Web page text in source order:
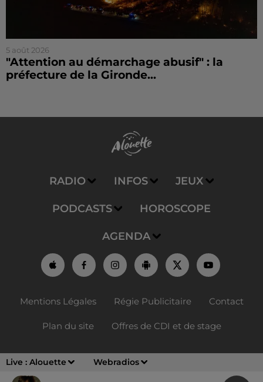
Live : Alouette Webradios
5 août 2026
"Attention au démarchage abusif" : la
préfecture de la Gironde...
RADIO INFOS JEUX
PODCASTS HOROSCOPE
AGENDA
Mentions Légales Régie Publicitaire Contact
Plan du site Offres de CDI et de stage